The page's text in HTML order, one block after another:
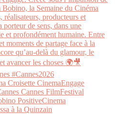
à la Quinzain